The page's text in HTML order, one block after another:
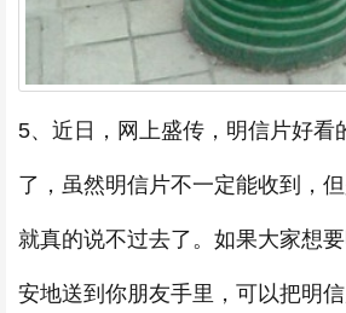
5、近日，网上盛传，明信片好看
了，虽然明信片不一定能收到，
就真的说不过去了。如果大家想
安地送到你朋友手里，可以把明